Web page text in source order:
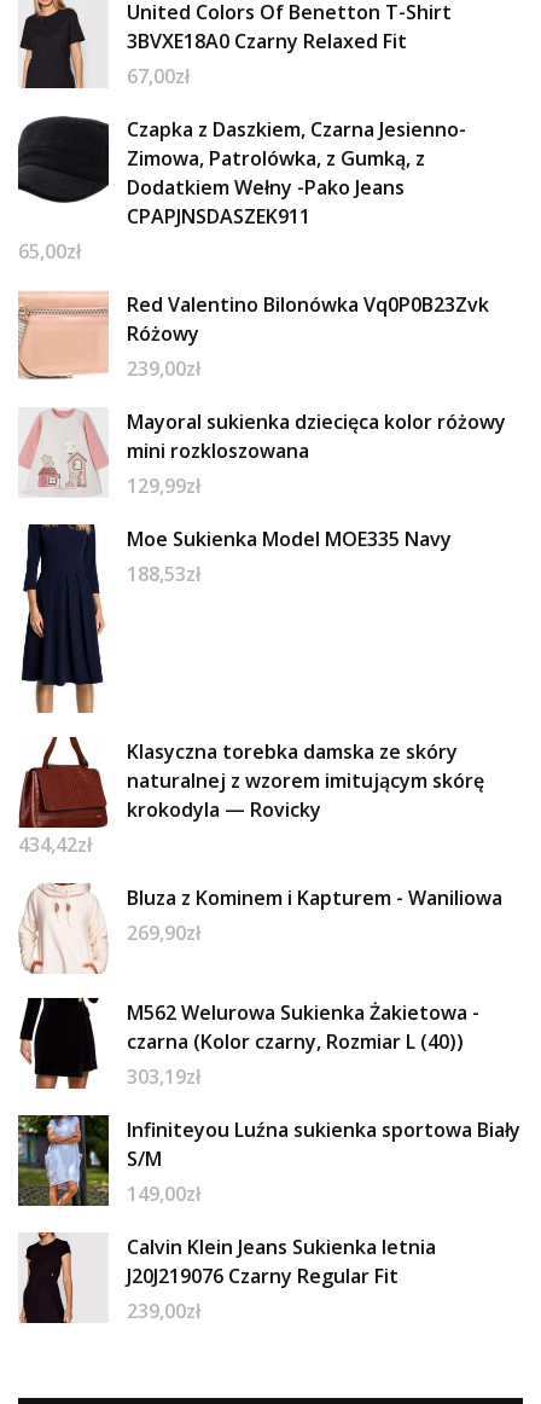
United Colors Of Benetton T-Shirt
3BVXE18A0 Czarny Relaxed Fit
67,00zł
Czapka z Daszkiem, Czarna Jesienno-
Zimowa, Patrolówka, z Gumką, z
Dodatkiem Wełny -Pako Jeans
CPAPJNSDASZEK911
65,00zł
Red Valentino Bilonówka Vq0P0B23Zvk
Różowy
239,00zł
Mayoral sukienka dziecięca kolor różowy
mini rozkloszowana
129,99zł
Moe Sukienka Model MOE335 Navy
188,53zł
Klasyczna torebka damska ze skóry
naturalnej z wzorem imitującym skórę
krokodyla — Rovicky
434,42zł
Bluza z Kominem i Kapturem - Waniliowa
269,90zł
M562 Welurowa Sukienka Żakietowa -
czarna (Kolor czarny, Rozmiar L (40))
303,19zł
Infiniteyou Luźna sukienka sportowa Biały
S/M
149,00zł
Calvin Klein Jeans Sukienka letnia
J20J219076 Czarny Regular Fit
239,00zł